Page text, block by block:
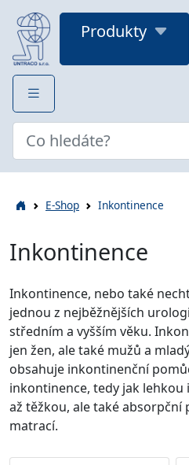
Produkty
E-Shop Inkontinence
Inkontinence
Inkontinence, nebo také
jednou z nejběžnějších
středním a vyšším věku.
jen žen, ale také mužů a
obsahuje inkontinenční
inkontinence, tedy jak
až těžkou, ale také
matrací.